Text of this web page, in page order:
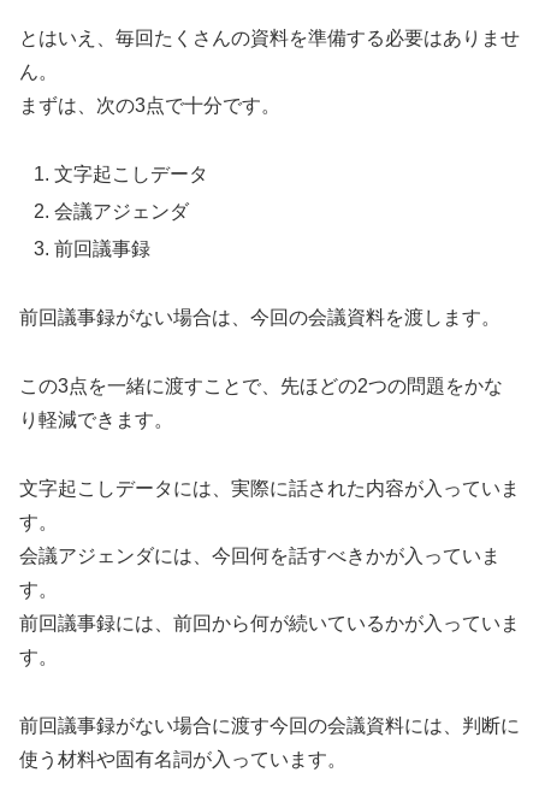
とはいえ、毎回たくさんの資料を準備する必要はありませ
ん。
まずは、次の3点で十分です。
文字起こしデータ
会議アジェンダ
前回議事録
前回議事録がない場合は、今回の会議資料を渡します。
この3点を一緒に渡すことで、先ほどの2つの問題をかな
り軽減できます。
文字起こしデータには、実際に話された内容が入っていま
す。
会議アジェンダには、今回何を話すべきかが入っていま
す。
前回議事録には、前回から何が続いているかが入っていま
す。
前回議事録がない場合に渡す今回の会議資料には、判断に
使う材料や固有名詞が入っています。